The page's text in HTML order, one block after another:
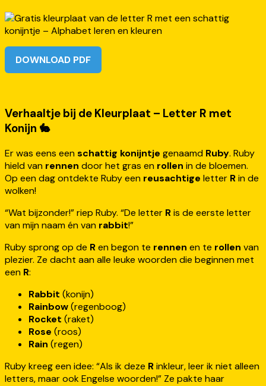
DOWNLOAD PDF
Verhaaltje bij de Kleurplaat – Letter R met
Konijn 🐇
Er was eens eenschattig konijntje genaamd Ruby. Ruby
hield van rennen door het gras en rollen in de bloemen.
Op een dag ontdekte Ruby een reusachtige letter Rin de
wolken!
“Wat bijzonder!” riep Ruby. “De letter Ris de eerste letter
van mijn naam én van rabbit!”
Ruby sprong op de Ren begon te rennen en te rollen van
plezier. Ze dacht aan alle leuke woorden die beginnen met
een R:
Rabbit (konijn)
Rainbow(regenboog)
Rocket (raket)
Rose (roos)
Rain (regen)
Ruby kreeg een idee: “Als ik deze Rinkleur, leer ik niet alleen
letters, maar ook Engelse woorden!” Ze pakte haar